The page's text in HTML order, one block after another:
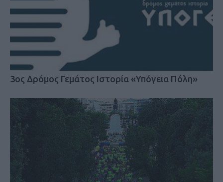
3ος Δρόμος Γεμάτος Ιστορία «Υπόγεια Πόλη»